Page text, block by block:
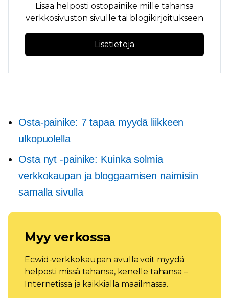
Lisää helposti ostopainike mille tahansa
verkkosivuston sivulle tai blogikirjoitukseen
Lisätietoja
Osta-painike: 7 tapaa myydä liikkeen
ulkopuolella
Osta nyt -painike: Kuinka solmia
verkkokaupan ja bloggaamisen naimisiin
samalla sivulla
Myy verkossa
Ecwid-verkkokaupan avulla voit myydä
helposti missä tahansa, kenelle tahansa –
Internetissä ja kaikkialla maailmassa.